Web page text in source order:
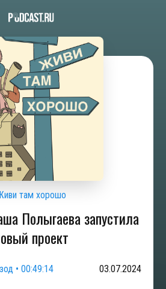
там хорошо
Полыгаева запустила
проект
• 00:49:14 03.07.2024